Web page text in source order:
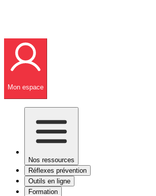
Mon espace
Nos ressources
Réflexes prévention
Outils en ligne
Formation